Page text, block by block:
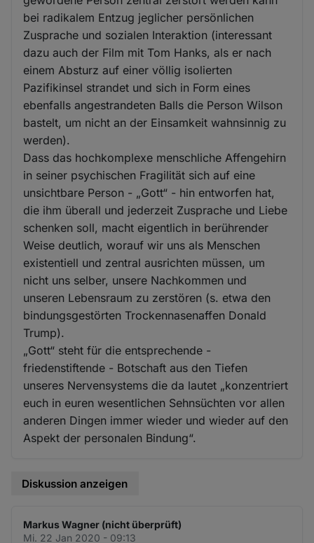
bei radikalem Entzug jeglicher persönlichen
Zusprache und sozialen Interaktion (interessant
dazu auch der Film mit Tom Hanks, als er nach
einem Absturz auf einer völlig isolierten
Pazifikinsel strandet und sich in Form eines
ebenfalls angestrandeten Balls die Person Wilson
bastelt, um nicht an der Einsamkeit wahnsinnig zu
werden).
Dass das hochkomplexe menschliche Affengehirn
in seiner psychischen Fragilität sich auf eine
unsichtbare Person - „Gott“ - hin entworfen hat,
die ihm überall und jederzeit Zusprache und Liebe
schenken soll, macht eigentlich in berührender
Weise deutlich, worauf wir uns als Menschen
existentiell und zentral ausrichten müssen, um
nicht uns selber, unsere Nachkommen und
unseren Lebensraum zu zerstören (s. etwa den
bindungsgestörten Trockennasenaffen Donald
Trump).
„Gott“ steht für die entsprechende -
friedenstiftende - Botschaft aus den Tiefen
unseres Nervensystems die da lautet „konzentriert
euch in euren wesentlichen Sehnsüchten vor allen
anderen Dingen immer wieder und wieder auf den
Aspekt der personalen Bindung“.
Diskussion anzeigen
Markus Wagner (nicht überprüft)
Mi. 22 Jan 2020 - 09:13